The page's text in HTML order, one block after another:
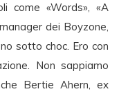
come «Words», «A
dei Boyzone,
sotto choc. Ero con
Non sappiamo
Bertie Ahern, ex